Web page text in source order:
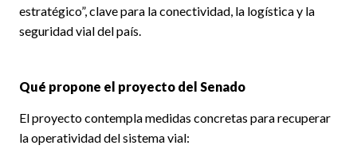
estratégico”, clave para la conectividad, la logística y la
seguridad vial del país.
Qué propone el proyecto del Senado
El proyecto contempla medidas concretas para recuperar
la operatividad del sistema vial: